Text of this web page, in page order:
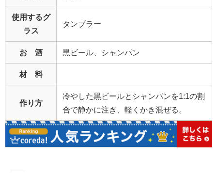
使用するグ
ラス
タンブラー
お 酒 黒ビール、シャンパン
材 料
作り方
冷やした黒ビールとシャンパンを1:1の割
合で静かに注ぎ、軽くかき混ぜる。